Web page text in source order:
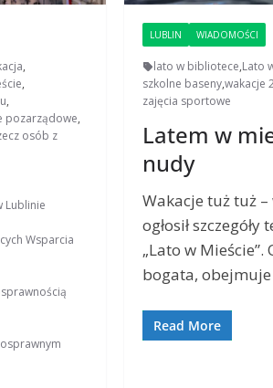
,
,
,
pozarządowe,
osób z
Lublinie
Wsparcia
LUBLIN WIADOMOŚCI
lato w bibliotece,Lato
szkolne baseny,wakacje
zajęcia sportowe
Latem w
nudy
Wakacje tuż tuż
ogłosił
„Lato w
bogata, obejmuje
Read More